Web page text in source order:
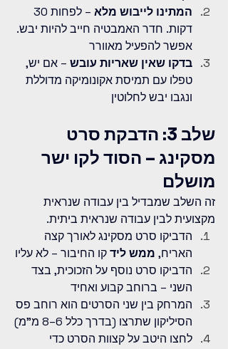
המתינו לייבוש מלא
דקות. חדר האמבטיה חייב להיות יבש.
אפשר להפעיל מאוורר
בדקו שאין שאריות עובש – אם יש,
טפלו עם תמיסת אקונומיקה מדוללת
ונגבו יבש לחלוטין
שלב 3: הדבקת סרט
מסקינג – הסוד לקו ישר
מושלם
זה השלב שמבדיל בין עבודה שנראית
מקצועית לבין עבודה שנראית ביתית.
הדביקו סרט מסקינג לאורך קצה
האריח, ממש ליד קו החיבור – לא עליו
הדביקו סרט נוסף על הזכוכית, בצד
השני – ברוחב קבוע ואחיד
המרחק בין שני הסרטים הוא רוחב פס
הסיליקון שתרצו (בדרך כלל 6–8 מ"מ)
לחצו היטב על קצוות הסרט כדי